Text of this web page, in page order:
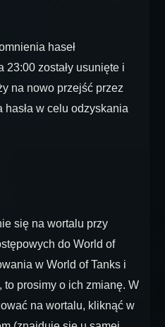
haseł
zostały usunięte i
na nowo przejść przez
w celu odzyskania
się na wortalu przy
do World of
w World of Tanks i
to prosimy o ich zmianę. W
na wortalu, kliknąć w